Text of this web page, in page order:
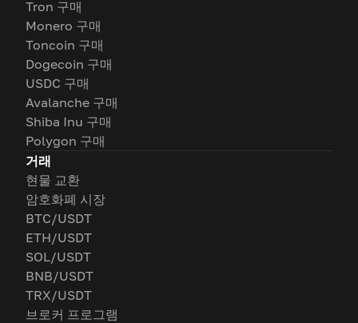
Tron 구매
Monero 구매
Toncoin 구매
Dogecoin 구매
USDC 구매
Avalanche 구매
Shiba Inu 구매
Polygon 구매
거래
현물 교환
암호화폐 시장
BTC/USDT
ETH/USDT
SOL/USDT
BNB/USDT
TRX/USDT
브로커 프로그램